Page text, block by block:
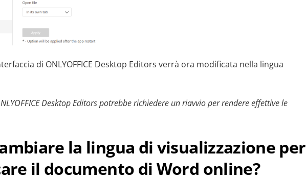
di ONLYOFFICE Desktop Editors verrà ora modificata nella lingua
Desktop Editors potrebbe richiedere un riavvio per rendere effettive le
la lingua di visualizzazione per
il documento di Word online?